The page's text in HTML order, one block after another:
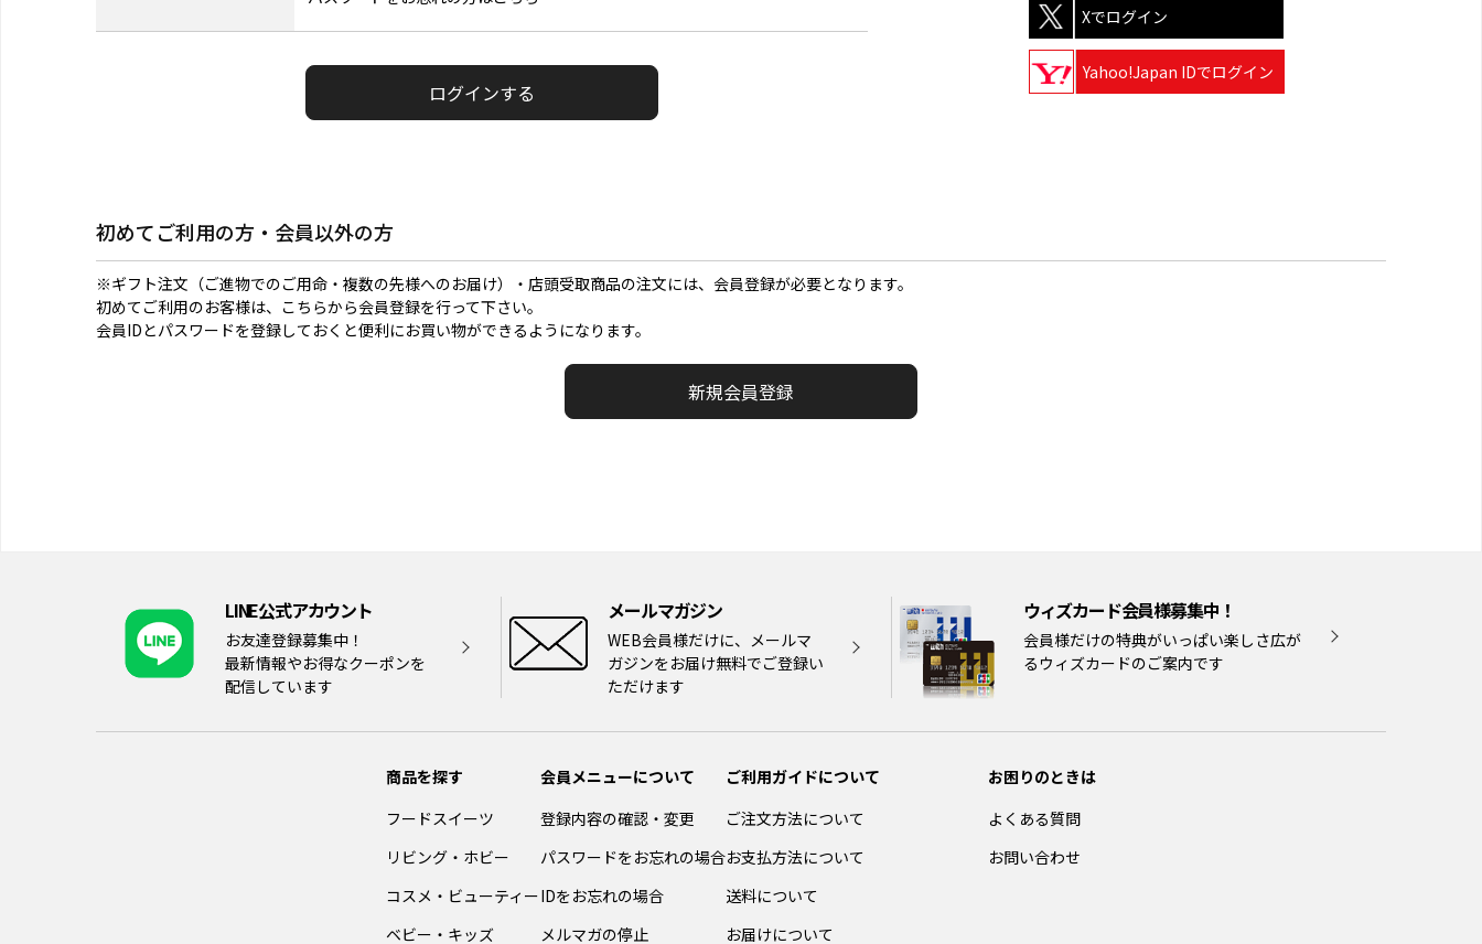
Xでログイン
Yahoo!Japan IDでログイン
初めてご利用の方・会員以外の方
※ギフト注文（ご進物でのご用命・複数の先様へのお届け）・店頭受取商品の注文には、会員登録が必要となります。
初めてご利用のお客様は、こちらから会員登録を行って下さい。
会員IDとパスワードを登録しておくと便利にお買い物ができるようになります。
LINE公式アカウント
お友達登録募集中！
最新情報やお得なクーポンを
配信しています
メールマガジン
WEB会員様だけに、メールマ
ガジンをお届け無料でご登録い
ただけます
ウィズカード会員様募集中！
会員様だけの特典がいっぱい楽しさ広が
るウィズカードのご案内です
商品を探す
フードスイーツ
リビング・ホビー
コスメ・ビューティー
ベビー・キッズ
会員メニューについて
登録内容の確認・変更
パスワードをお忘れの場合
IDをお忘れの場合
メルマガの停止
ご利用ガイドについて
ご注文方法について
お支払方法について
送料について
お届けについて
お困りのときは
よくある質問
お問い合わせ